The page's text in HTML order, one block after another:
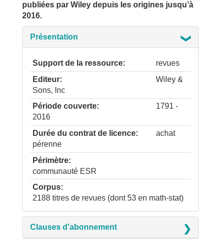
publiées par Wiley depuis les origines jusqu’à
2016.
Présentation
Support de la ressource
revues
Editeur
Wiley &
Sons, Inc
Période couverte
1791 -
2016
Durée du contrat de licence
achat
pérenne
Périmètre
communauté ESR
Corpus
2188 titres de revues (dont 53 en math-stat)
Clauses d'abonnement